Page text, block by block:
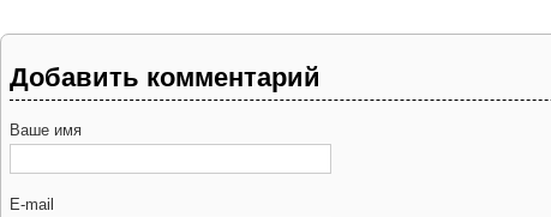
Добавить комментарий
Ваше имя
E-mail